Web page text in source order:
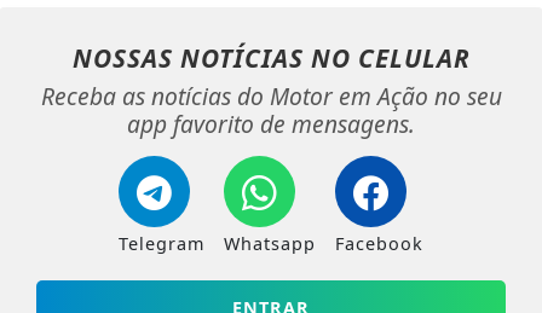
NOSSAS NOTÍCIAS NO CELULAR
Receba as notícias do Motor em Ação no seu
app favorito de mensagens.
Telegram Whatsapp Facebook
ENTRAR